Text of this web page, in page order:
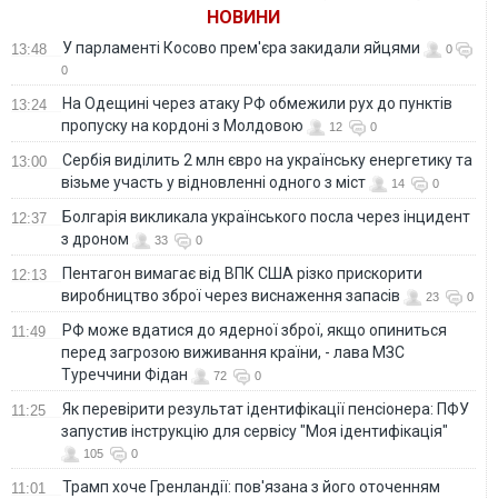
НОВИНИ
13:48 У парламенті Косово прем'єра закидали яйцями
0
0
13:24
На Одещині через атаку РФ обмежили рух до пунктів
пропуску на кордоні з Молдовою
12 0
13:00
Сербія виділить 2 млн євро на українську енергетику та
візьме участь у відновленні одного з міст
14 0
12:37
Болгарія викликала українського посла через інцидент
з дроном
33 0
12:13
Пентагон вимагає від ВПК США різко прискорити
виробництво зброї через виснаження запасів
23 0
11:49
РФ може вдатися до ядерної зброї, якщо опиниться
перед загрозою виживання країни, - лава МЗС
Туреччини Фідан
72 0
11:25
Як перевірити результат ідентифікації пенсіонера: ПФУ
запустив інструкцію для сервісу "Моя ідентифікація"
105 0
11:01
Трамп хоче Гренландії: пов'язана з його оточенням